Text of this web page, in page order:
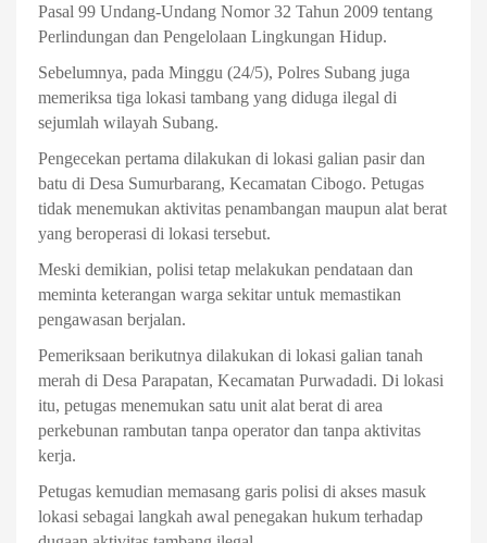
Pasal 99 Undang-Undang Nomor 32 Tahun 2009 tentang
Perlindungan dan Pengelolaan Lingkungan Hidup.
Sebelumnya, pada Minggu (24/5), Polres Subang juga
memeriksa tiga lokasi tambang yang diduga ilegal di
sejumlah wilayah Subang.
Pengecekan pertama dilakukan di lokasi galian pasir dan
batu di Desa Sumurbarang, Kecamatan Cibogo. Petugas
tidak menemukan aktivitas penambangan maupun alat berat
yang beroperasi di lokasi tersebut.
Meski demikian, polisi tetap melakukan pendataan dan
meminta keterangan warga sekitar untuk memastikan
pengawasan berjalan.
Pemeriksaan berikutnya dilakukan di lokasi galian tanah
merah di Desa Parapatan, Kecamatan Purwadadi. Di lokasi
itu, petugas menemukan satu unit alat berat di area
perkebunan rambutan tanpa operator dan tanpa aktivitas
kerja.
Petugas kemudian memasang garis polisi di akses masuk
lokasi sebagai langkah awal penegakan hukum terhadap